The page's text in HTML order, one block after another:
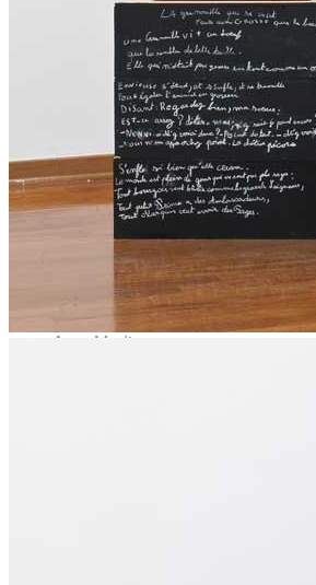
Collezione
Area Media